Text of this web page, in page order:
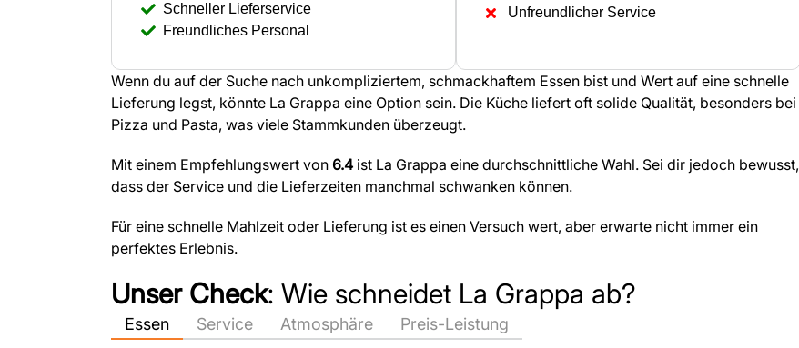
Schneller Lieferservice
Freundliches Personal
Unfreundlicher Service
Wenn du auf der Suche nach unkompliziertem, schmackhaftem Essen bist und Wert auf eine schnelle
Lieferung legst, könnte La Grappa eine Option sein. Die Küche liefert oft solide Qualität, besonders bei
Pizza und Pasta, was viele Stammkunden überzeugt.
Mit einem Empfehlungswert von 6.4 ist La Grappa eine durchschnittliche Wahl. Sei dir jedoch bewusst,
dass der Service und die Lieferzeiten manchmal schwanken können.
Für eine schnelle Mahlzeit oder Lieferung ist es einen Versuch wert, aber erwarte nicht immer ein
perfektes Erlebnis.
Unser Check: Wie schneidet La Grappa ab?
Essen Service Atmosphäre Preis-Leistung